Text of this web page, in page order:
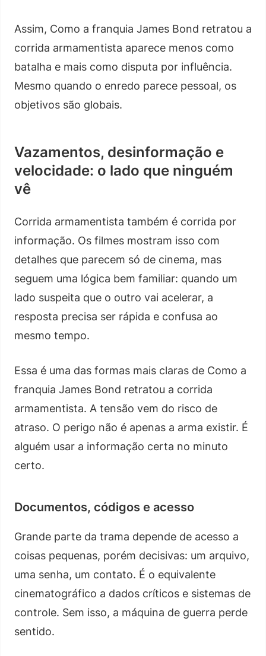
Assim, Como a franquia James Bond retratou a
corrida armamentista aparece menos como
batalha e mais como disputa por influência.
Mesmo quando o enredo parece pessoal, os
objetivos são globais.
Vazamentos, desinformação e
velocidade: o lado que ninguém
vê
Corrida armamentista também é corrida por
informação. Os filmes mostram isso com
detalhes que parecem só de cinema, mas
seguem uma lógica bem familiar: quando um
lado suspeita que o outro vai acelerar, a
resposta precisa ser rápida e confusa ao
mesmo tempo.
Essa é uma das formas mais claras de Como a
franquia James Bond retratou a corrida
armamentista. A tensão vem do risco de
atraso. O perigo não é apenas a arma existir. É
alguém usar a informação certa no minuto
certo.
Documentos, códigos e acesso
Grande parte da trama depende de acesso a
coisas pequenas, porém decisivas: um arquivo,
uma senha, um contato. É o equivalente
cinematográfico a dados críticos e sistemas de
controle. Sem isso, a máquina de guerra perde
sentido.